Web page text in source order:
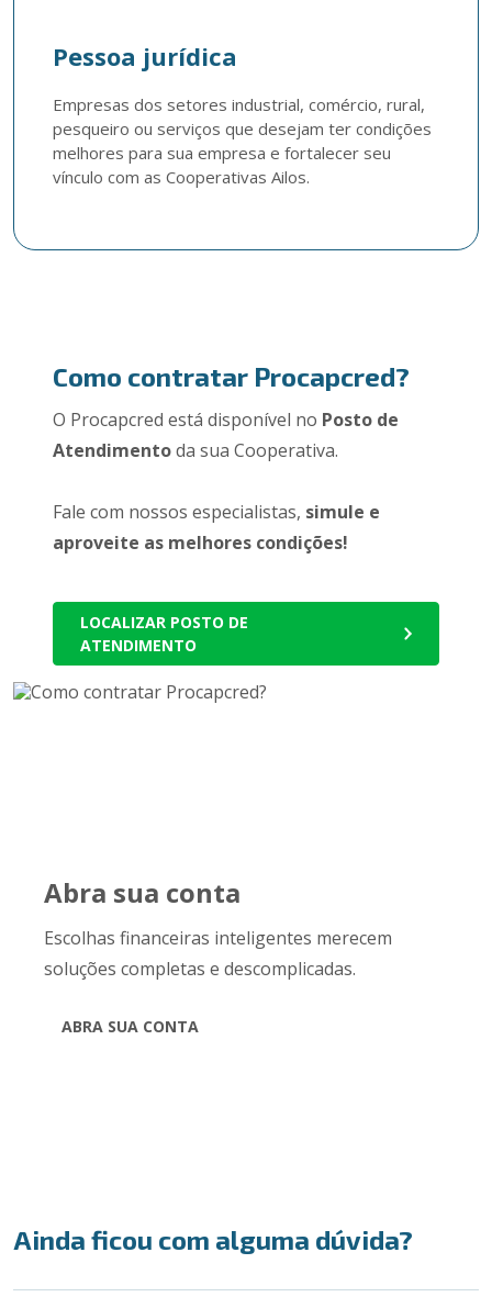
Pessoa jurídica
Empresas dos setores industrial, comércio, rural,
pesqueiro ou serviços que desejam ter condições
melhores para sua empresa e fortalecer seu
vínculo com as Cooperativas Ailos.
Como contratar Procapcred?
O Procapcred está disponível no Posto de
Atendimentoda sua Cooperativa.
Fale com nossos especialistas, simule e
aproveite as melhores condições!
LOCALIZAR POSTO DE
ATENDIMENTO
Abra sua conta
Escolhas financeiras inteligentes merecem
soluções completas e descomplicadas.
ABRA SUA CONTA
Ainda ficou com alguma dúvida?